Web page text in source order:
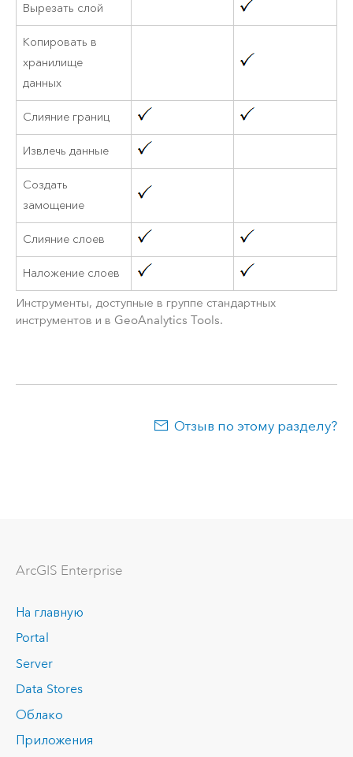
Вырезать слой
Копировать в
хранилище
данных
Слияние границ
Извлечь данные
Создать
замощение
Слияние слоев
Наложение слоев
Инструменты, доступные в группе стандартных
инструментов и в GeoAnalytics Tools.
Отзыв по этому разделу?
ArcGIS Enterprise
На главную
Portal
Server
Data Stores
Облако
Приложения